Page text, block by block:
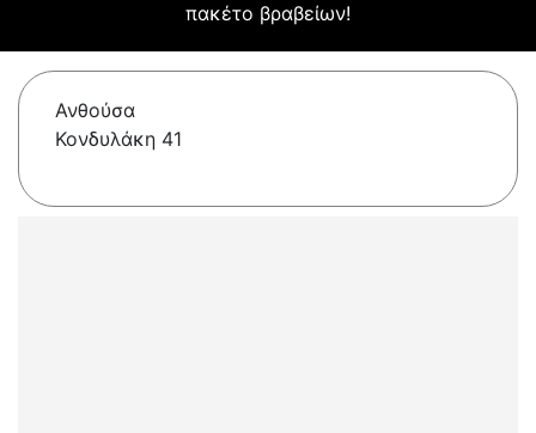
πακέτο βραβείων!
Ανθούσα
Κονδυλάκη 41